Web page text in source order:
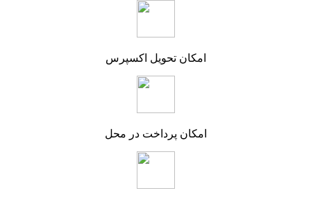
امکان تحویل اکسپرس
امکان پرداخت در محل